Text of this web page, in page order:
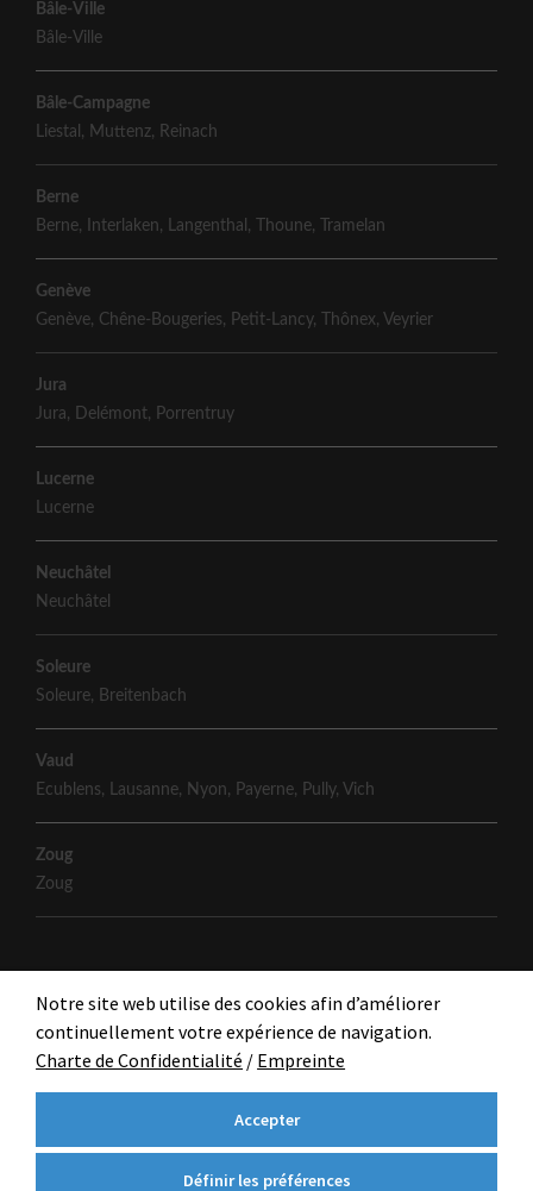
Bâle-Ville
Bâle-Ville
Bâle-Campagne
Liestal , Muttenz, Reinach
Berne
Berne, Interlaken, Langenthal , Thoune, Tramelan
Genève
Genève, Chêne-Bougeries, Petit-Lancy, Thônex, Veyrier
Jura
Jura, Delémont, Porrentruy
Lucerne
Lucerne
Neuchâtel
Neuchâtel
Soleure
Soleure, Breitenbach
Vaud
Ecublens, Lausanne, Nyon, Payerne, Pully, Vich
Zoug
Zoug
Notre site web utilise des cookies afin d’améliorer
continuellement votre expérience de navigation.
Charte de Confidentialité / Empreinte
Accepter
Définir les préférences